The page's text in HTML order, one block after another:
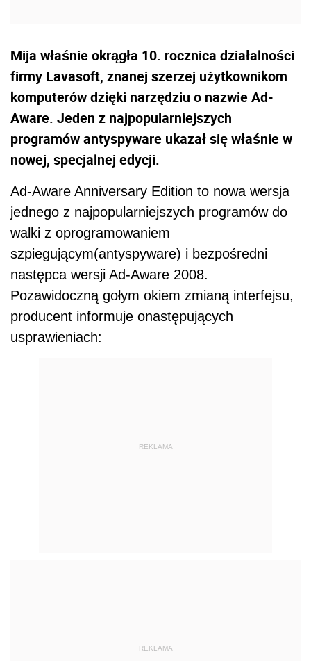
Mija właśnie okrągła 10. rocznica działalności
firmy Lavasoft, znanej szerzej użytkownikom
komputerów dzięki narzędziu o nazwie Ad-
Aware. Jeden z najpopularniejszych
programów antyspyware ukazał się właśnie w
nowej, specjalnej edycji.
Ad-Aware Anniversary Edition to nowa wersja
jednego z najpopularniejszych programów do
walki z oprogramowaniem
szpiegującym(antyspyware) i bezpośredni
następca wersji Ad-Aware 2008.
Pozawidoczną gołym okiem zmianą interfejsu,
producent informuje onastępujących
usprawieniach:
REKLAMA
REKLAMA